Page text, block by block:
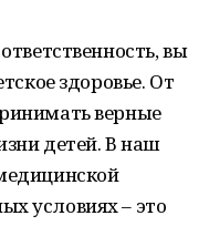
вы
здоровье. От
верные
детей. В наш
условиях – это